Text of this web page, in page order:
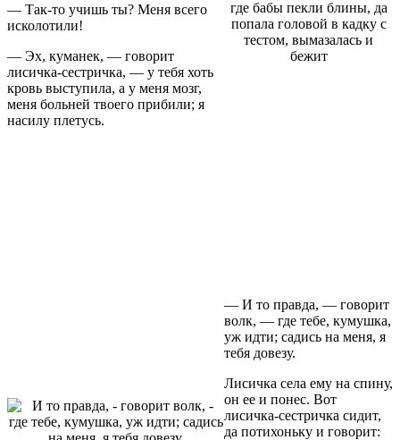
— Так-то учишь ты? Меня всего
исколотили!
— Эх, куманек, — говорит
лисичка-сестричка, — у тебя хоть
кровь выступила, а у меня мозг,
меня больней твоего прибили; я
насилу плетусь.
— И то правда, — говорит
волк, — где тебе, кумушка,
уж идти; садись на меня, я
тебя довезу.
Лисичка села ему на спину,
он ее и понес. Вот
лисичка-сестричка сидит,
да потихоньку и говорит: